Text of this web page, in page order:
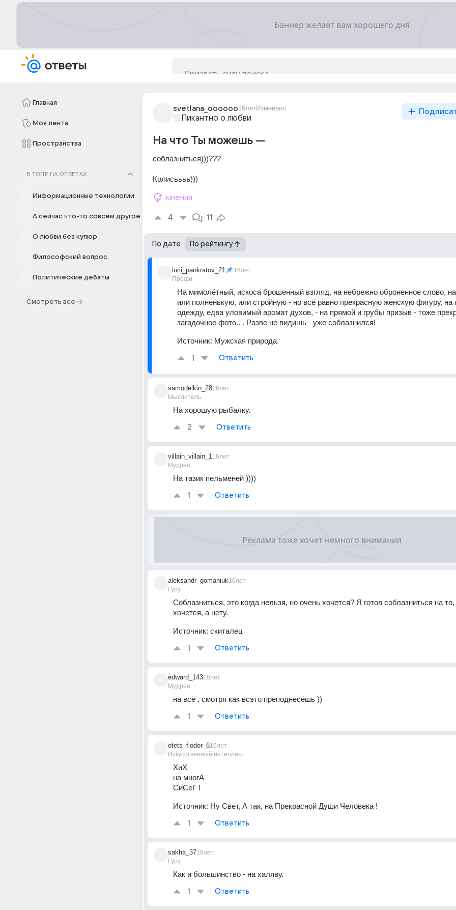
Главная
Моя лента
Пространства
В ТОПЕ НА ОТВЕТАХ
Информационные технологии
А сейчас что-то совсем другое
О любви без купюр
Философский вопрос
Политические дебаты
Смотреть все
svetlana_oooooo16летИзменено
Пикантно о любви
На что Ты можешь ---
соблазниться)))???
Колисьььь)))
мнения
4 11
По дате По рейтингу
iurii_pankratov_21
Профи
16лет
На мимолётный, искоса брошенный взгляд, на небрежно оброненное слово,
или полненькую, или стройную - но всё равно прекрасную женскую фигуру, на
одежду, едва уловимый аромат духов, - на прямой и грубы призыв - тоже
загадочное фото.. . Разве не видишь - уже соблазнился!
Источник: Мужская природа.
1 Ответить
samodelkin_28
Мыслитель
16лет
На хорошую рыбалку.
2 Ответить
villain_villain_1
Мудрец
16лет
На тазик пельменей ))))
1 Ответить
aleksandr_gomaniuk
Гуру
16лет
Соблазниться, это когда нельзя, но очень хочется? Я готов соблазниться на то,
хочется, а нету.
Источник: скиталец
1 Ответить
edward_143
Мудрец
16лет
на всё , смотря как всэто преподнесёшь ))
1 Ответить
otets_fiodor_6
Искусственный интеллект
16лет
ХиХ
на многА
СиСеГ !
Источник: Ну Свет, А так, на Прекрасной Души Человека !
1 Ответить
sakha_37
Гуру
16лет
Как и большинство - на халяву.
1 Ответить